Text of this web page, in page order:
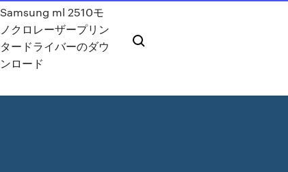
Samsung ml 2510モ
ノクロレーザープリン
タードライバーのダウ
ンロード